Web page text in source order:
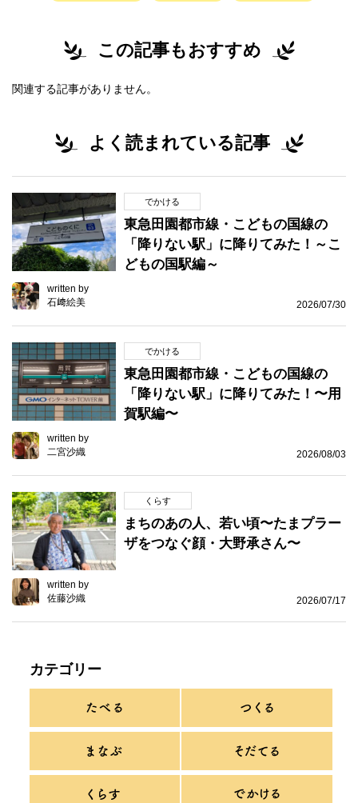
この記事もおすすめ
関連する記事がありません。
よく読まれている記事
でかける
東急田園都市線・こどもの国線の
「降りない駅」に降りてみた！～こ
どもの国駅編～
written by
石﨑絵美
2026/07/30
でかける
東急田園都市線・こどもの国線の
「降りない駅」に降りてみた！〜用
賀駅編〜
written by
二宮沙織
2026/08/03
くらす
まちのあの人、若い頃〜たまプラー
ザをつなぐ顔・大野承さん〜
written by
佐藤沙織
2026/07/17
カテゴリー